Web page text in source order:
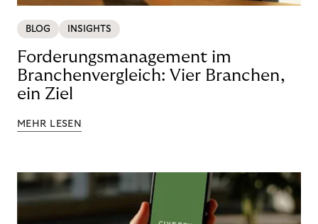
BLOG INSIGHTS
Forderungsmanagement im
Branchenvergleich: Vier Branchen,
ein Ziel
MEHR LESEN